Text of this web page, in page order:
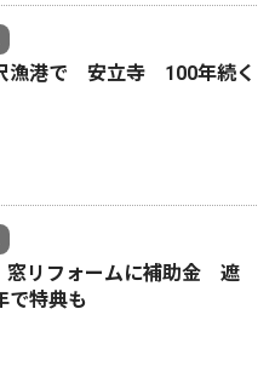
漁港で 安立寺 100年続く
リフォームに補助金 遮
で特典も